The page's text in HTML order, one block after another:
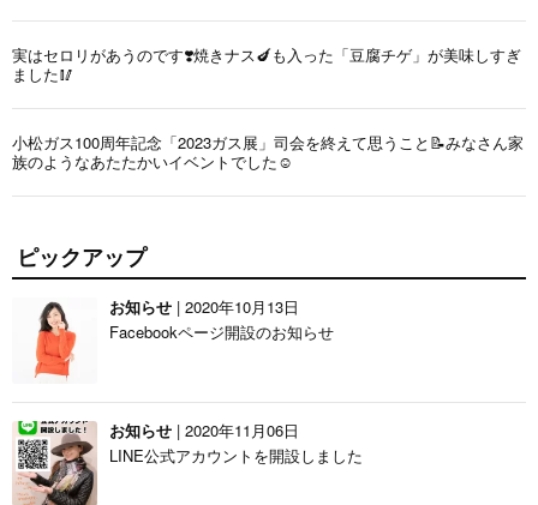
実はセロリがあうのです❣️焼きナス🍆も入った「豆腐チゲ」が美味しすぎ
ました🥢
小松ガス100周年記念「2023ガス展」司会を終えて思うこと📝みなさん家
族のようなあたたかいイベントでした☺️
ピックアップ
お知らせ | 2020年10月13日
Facebookページ開設のお知らせ
お知らせ | 2020年11月06日
LINE公式アカウントを開設しました